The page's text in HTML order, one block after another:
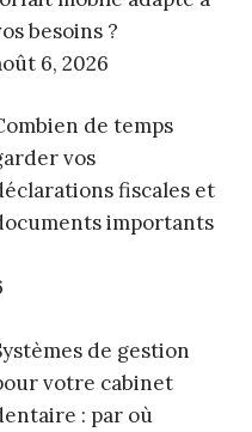
besoins ?
6, 2026
de temps
vos
fiscales et
importants
de gestion
votre cabinet
: par où